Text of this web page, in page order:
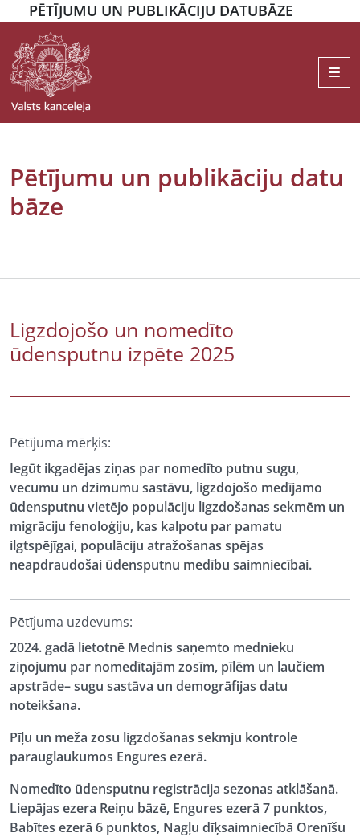
PĒTĪJUMU UN PUBLIKĀCIJU DATUBĀZE
Pētījumu un publikāciju datu
bāze
Ligzdojošo un nomedīto
ūdensputnu izpēte 2025
Pētījuma mērķis:
Iegūt ikgadējas ziņas par nomedīto putnu sugu,
vecumu un dzimumu sastāvu, ligzdojošo medījamo
ūdensputnu vietējo populāciju ligzdošanas sekmēm un
migrāciju fenoloģiju, kas kalpotu par pamatu
ilgtspējīgai, populāciju atražošanas spējas
neapdraudošai ūdensputnu medību saimniecībai.
Pētījuma uzdevums:
2024. gadā lietotnē Mednis saņemto mednieku
ziņojumu par nomedītajām zosīm, pīlēm un laučiem
apstrāde– sugu sastāva un demogrāfijas datu
noteikšana.
Pīļu un meža zosu ligzdošanas sekmju kontrole
parauglaukumos Engures ezerā.
Nomedīto ūdensputnu registrācija sezonas atklāšanā.
Liepājas ezera Reiņu bāzē, Engures ezerā 7 punktos,
Babītes ezerā 6 punktos, Nagļu dīķsaimniecībā Orenīšu